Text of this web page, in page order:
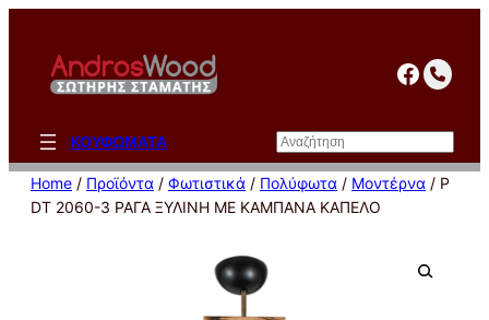
περιεχόμενο
ΚΟΥΦΩΜΑΤΑ Αναζήτηση
Home / Προϊόντα / Φωτιστικά / Πολύφωτα / Μοντέρνα / P
DT 2060-3 ΡΑΓΑ ΞΥΛΙΝΗ ΜΕ ΚΑΜΠΑΝΑ ΚΑΠΕΛΟ